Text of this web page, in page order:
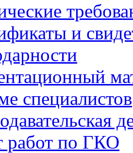
и
специалистов
работ по ГКО